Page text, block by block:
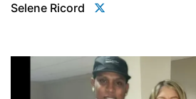
Selene Ricord